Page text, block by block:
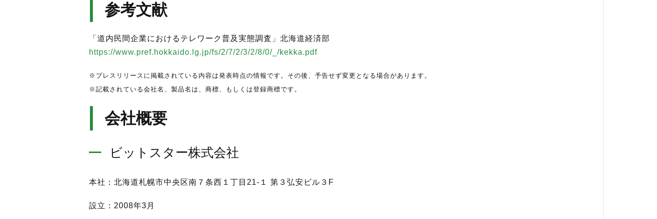
参考文献
「道内民間企業におけるテレワーク普及実態調査」北海道経済部
https://www.pref.hokkaido.lg.jp/fs/2/7/2/3/2/8/0/_/kekka.pdf
※プレスリリースに掲載されている内容は発表時点の情報です。その後、予告せず変更となる場合があります。
※記載されている会社名、製品名は、商標、もしくは登録商標です。
会社概要
ビットスター株式会社
本社：北海道札幌市中央区南７条西１丁目21-１ 第３弘安ビル３F
設立：2008年3月